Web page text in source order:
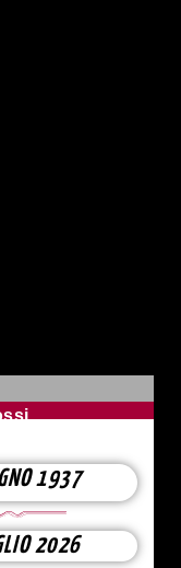
1937
2026